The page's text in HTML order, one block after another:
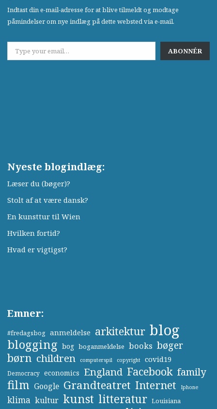
Indtast din e-mail-adresse for at blive tilmeldt og modtage
påmindelser om nye indlæg på dette websted via e-mail.
ABONNÉR
Nyeste blogindlæg:
Læser du (bøger)?
Stolt af at være dansk?
En kunsttur til Wien
Hvilken fortid?
Hvad er vigtigst?
Emner:
#fredagsbog anmeldelse arkitektur blog
blogging bog boganmeldelse books bøger
børn children computerspil copyright covid19
Democracy economics England Facebook family
film Google Grandteatret Internet Iphone
klima kultur kunst litteratur Louisiana